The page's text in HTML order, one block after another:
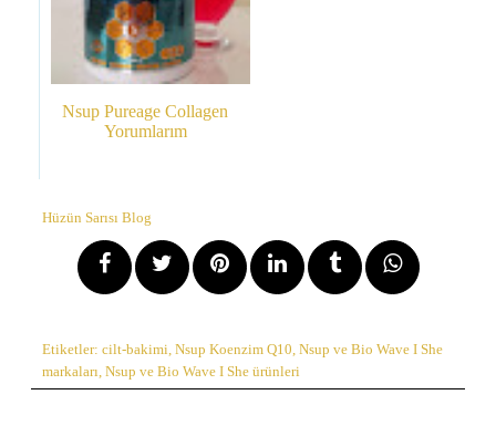
Nsup Pureage Collagen
Yorumlarım
Hüzün Sarısı Blog
Etiketler: cilt-bakimi, Nsup Koenzim Q10, Nsup ve Bio Wave I She
markaları, Nsup ve Bio Wave I She ürünleri